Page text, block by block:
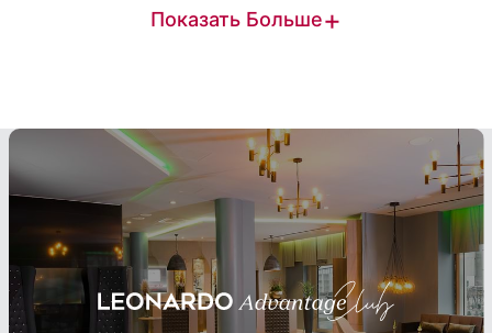
Показать Больше+